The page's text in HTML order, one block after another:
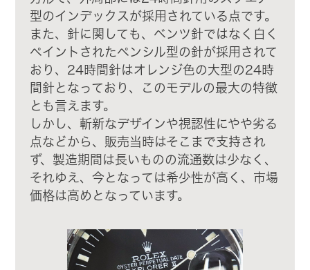
型のインデックスが採用されている点です。
また、針に関しても、ベンツ針ではなく白く
ペイントされたペンシル型の針が採用されて
おり、24時間針はオレンジ色の大型の24時
間針となっており、このモデルの最大の特徴
とも言えます。
しかし、斬新なデザインや視認性にやや劣る
点などから、販売当時はそこまで支持され
ず、製造期間は長いものの流通数は少なく、
それゆえ、今となっては希少性が高く、市場
価格は高めとなっています。